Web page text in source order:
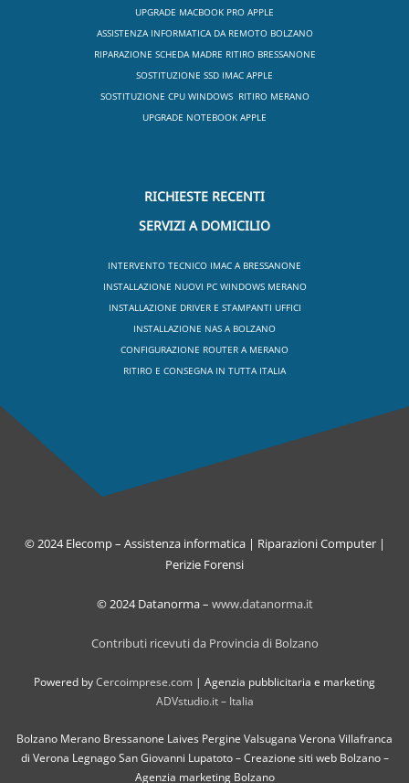
UPGRADE MACBOOK PRO APPLE
ASSISTENZA INFORMATICA DA REMOTO BOLZANO
RIPARAZIONE SCHEDA MADRE RITIRO BRESSANONE
SOSTITUZIONE SSD IMAC APPLE
SOSTITUZIONE CPU WINDOWS RITIRO MERANO
UPGRADE NOTEBOOK APPLE
RICHIESTE RECENTI
SERVIZI A DOMICILIO
INTERVENTO TECNICO IMAC A BRESSANONE
INSTALLAZIONE NUOVI PC WINDOWS MERANO
INSTALLAZIONE DRIVER E STAMPANTI UFFICI
INSTALLAZIONE NAS A BOLZANO
CONFIGURAZIONE ROUTER A MERANO
RITIRO E CONSEGNA IN TUTTA ITALIA
© 2024 Elecomp – Assistenza informatica | Riparazioni Computer |
Perizie Forensi
© 2024 Datanorma – www.datanorma.it
Contributi ricevuti da Provincia di Bolzano
Powered byCercoimprese.com | Agenzia pubblicitaria e marketing
ADVstudio.it – Italia
Bolzano Merano Bressanone Laives Pergine Valsugana Verona Villafranca
di Verona Legnago San Giovanni Lupatoto – Creazione siti web Bolzano –
Agenzia marketing Bolzano